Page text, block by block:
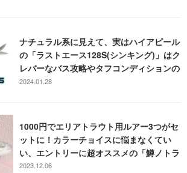
ナチュラル系に見えて、実はハイアピール
の「ラストエース128S(シンキング)」はク
レバーなバス攻略やタフコンディションの
切り札的存在
2024.01.28
1000円でエリアトラウト用ルアー3つがセ
ットに！カラーチョイスに悩まなくてい
い、エントリーに超オススメの「鱒ノトラ
イセット」
2023.12.06